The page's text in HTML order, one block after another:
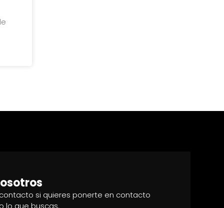
si quieres ponerte en contacto
lo que buscas.